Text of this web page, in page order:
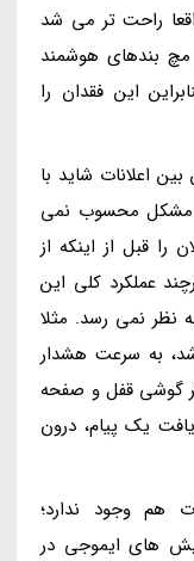
راحت تر می شد
بندهای هوشمند
این فقدان را
اعلانات شاید با
مشکل محسوب نمی
بند می تواند نهایتا 10 اعلان را قبل از اینکه از
عملکرد کلی این
نظر نمی رسد. مثلا
به سرعت هشدار
گوشی قفل و صفحه
یک پیام، درون
هم وجود ندارد؛
های ایموجی در